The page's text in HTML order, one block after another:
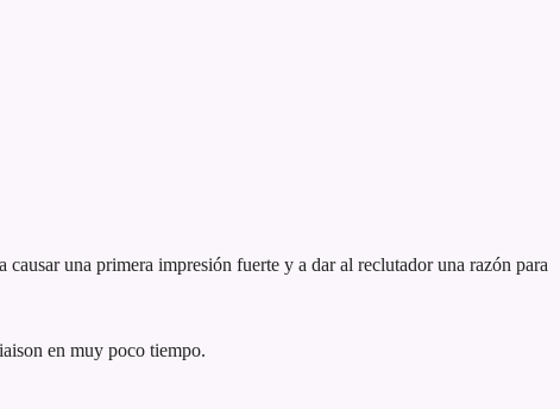
una primera impresión fuerte y a dar al reclutador una razón para
en muy poco tiempo.